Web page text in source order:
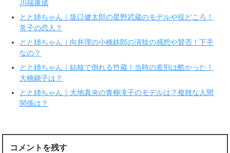
ウ
ィ
ン
ド
ウ
開
き
ま
だ
さ
い
新
ィ
ン
ド
で
開
川端康成
とと姉ちゃん｜坂口健太郎の星野武蔵のモデルや役どころ！
常子の恋人？
とと姉ちゃん｜向井理の小橋鉄郎の演技の感想や賛否！下手
なの？
とと姉ちゃん｜結核で倒れる竹蔵！当時の差別は酷かった！
大橋鎭子は？
とと姉ちゃん｜大地真央の青柳滝子のモデルは？複雑な人間
関係は？
コメントを残す